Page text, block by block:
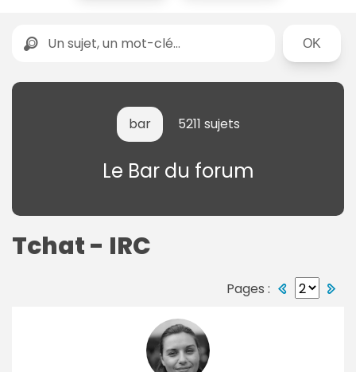
Rechercher
bar 5211 sujets
Le Bar du forum
Tchat - IRC
Pages :